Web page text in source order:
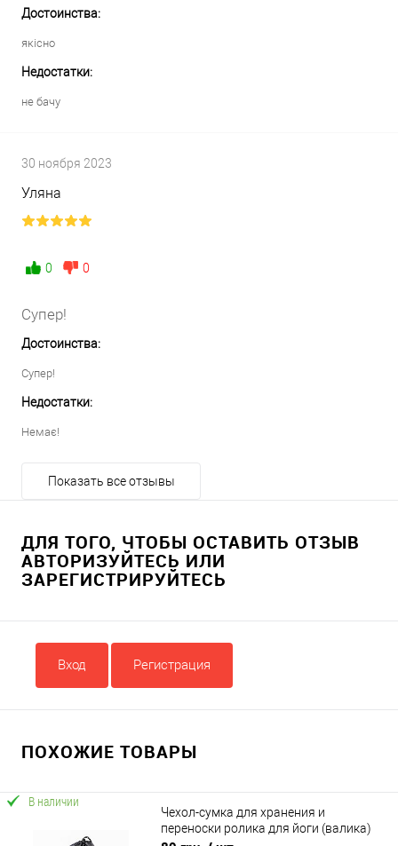
Достоинства:
якісно
Недостатки:
не бачу
30 ноября 2023
Уляна
0 0
Супер!
Достоинства:
Супер!
Недостатки:
Немає!
Показать все отзывы
ДЛЯ ТОГО, ЧТОБЫ ОСТАВИТЬ ОТЗЫВ
АВТОРИЗУЙТЕСЬ ИЛИ
ЗАРЕГИСТРИРУЙТЕСЬ
Вход Регистрация
ПОХОЖИЕ ТОВАРЫ
В наличии
Чехол-сумка для хранения и
переноски ролика для йоги (валика)